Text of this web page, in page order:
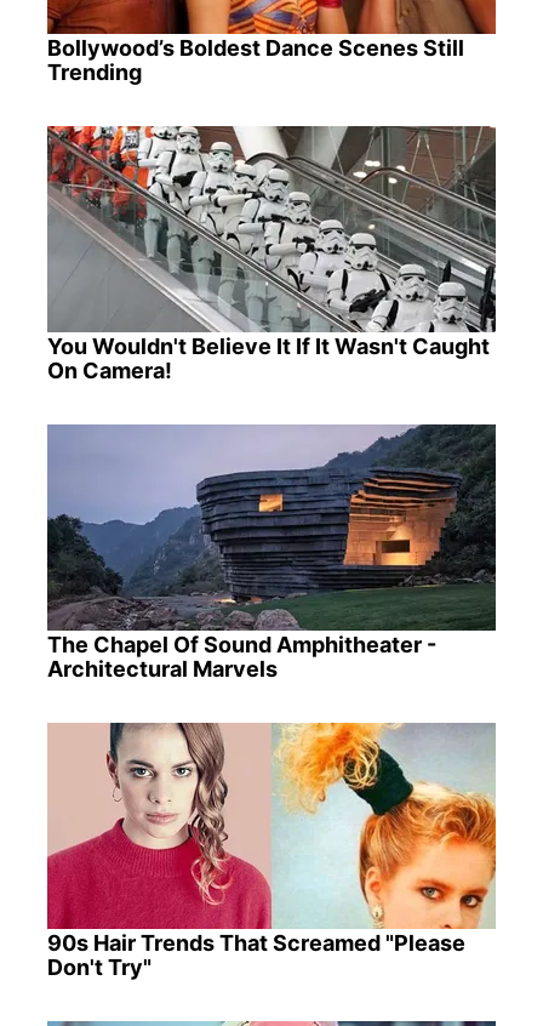
Bollywood’s Boldest Dance Scenes Still
Trending
You Wouldn't Believe It If It Wasn't Caught
On Camera!
The Chapel Of Sound Amphitheater -
Architectural Marvels
90s Hair Trends That Screamed "Please
Don't Try"